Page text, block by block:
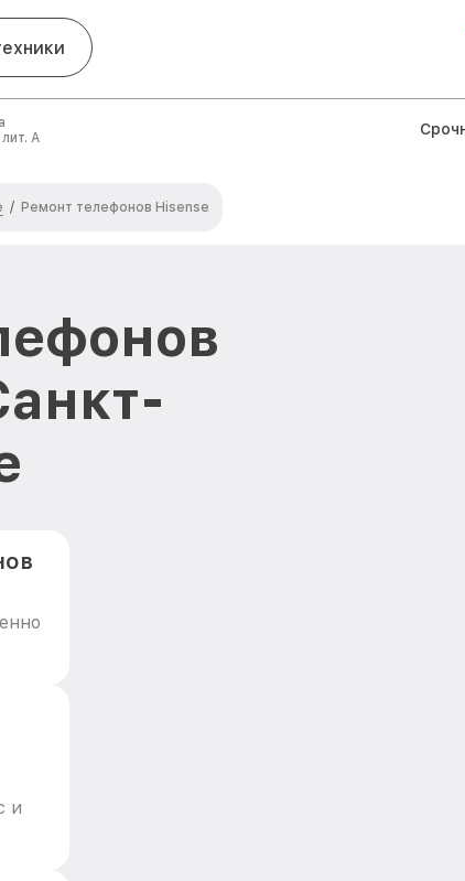
А
/ Ремонт телефонов Hisense
и